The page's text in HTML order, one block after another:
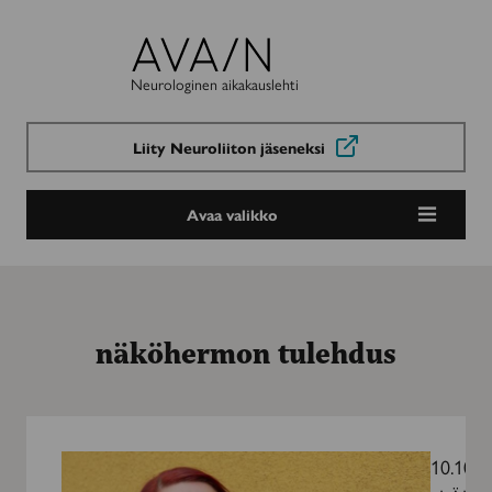
Avain-
lehti
Neurologinen aikakauslehti
Liity Neuroliiton jäseneksi
Avaa valikko
näköhermon tulehdus